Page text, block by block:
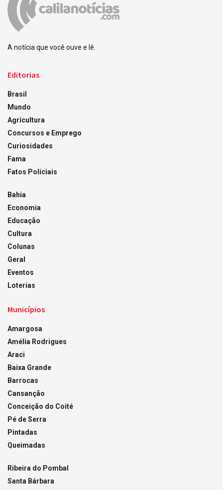
A notícia que você ouve e lê.
Editorias
Brasil
Mundo
Agricultura
Concursos e Emprego
Curiosidades
Fama
Fatos Policiais
Bahia
Economia
Educação
Cultura
Colunas
Geral
Eventos
Loterias
Municípios
Amargosa
Amélia Rodrigues
Araci
Baixa Grande
Barrocas
Cansanção
Conceição do Coité
Pé de Serra
Pintadas
Queimadas
Ribeira do Pombal
Santa Bárbara